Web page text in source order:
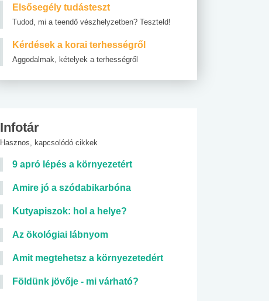
Elsősegély tudásteszt
Tudod, mi a teendő vészhelyzetben? Teszteld!
Kérdések a korai terhességről
Aggodalmak, kételyek a terhességről
Infotár
Hasznos, kapcsolódó cikkek
9 apró lépés a környezetért
Amire jó a szódabikarbóna
Kutyapiszok: hol a helye?
Az ökológiai lábnyom
Amit megtehetsz a környezetedért
Földünk jövője - mi várható?